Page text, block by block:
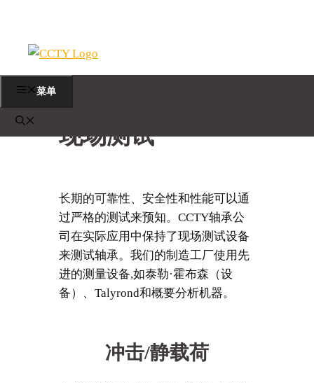
内
菜单
现场测试
长期的可靠性、安全性和性能可以通
过严格的测试来预知。CCTY轴承公
司在实际应用中保持了现场测试设备
来测试轴承。我们的制造工厂使用先
进的测量设备,如泰勒·霍布森（设
备）、Talyrond和概要分析机器。
冲击/静载荷